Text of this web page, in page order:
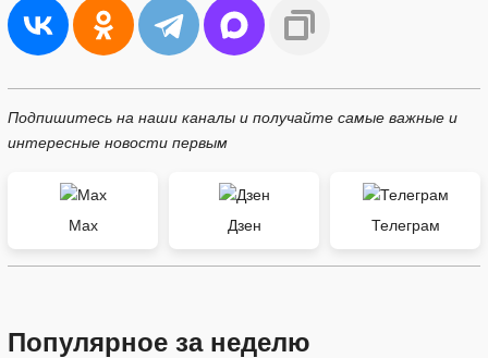
Подпишитесь на наши каналы и получайте самые важные и
интересные новости первым
Max Дзен Телеграм
Популярное за неделю